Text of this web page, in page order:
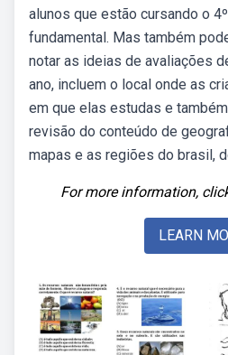
alunos que estão cursando o
fundamental. Mas também
notar as ideias de avaliações
ano, incluem o local onde as
em que elas estudas e
revisão do conteúdo de
mapas e as regiões do brasil,
For more information,
LEARN